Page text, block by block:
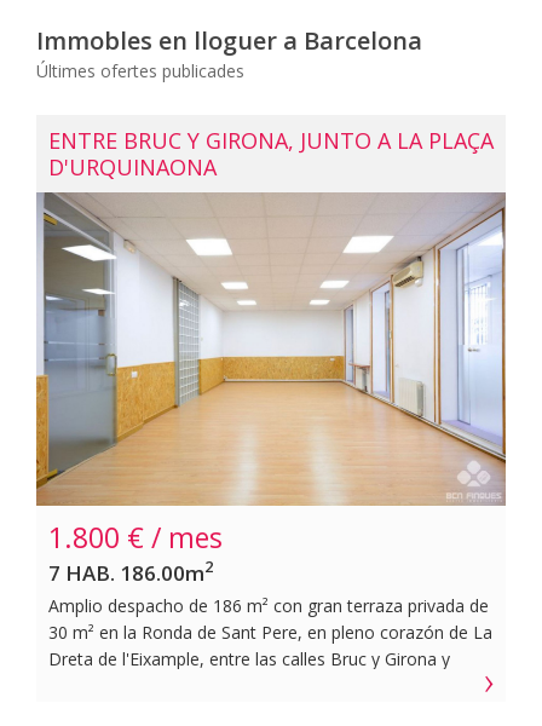
Immobles en lloguer a Barcelona
Últimes ofertes publicades
ENTRE BRUC Y GIRONA, JUNTO A LA PLAÇA
D'URQUINAONA
1.800 € / mes
7 HAB. 186.00m2
Amplio despacho de 186 m² con gran terraza privada de
30 m² en la Ronda de Sant Pere, en pleno corazón de La
Dreta de l'Eixample, entre las calles Bruc y Girona y